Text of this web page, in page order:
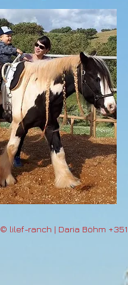
© lilef-ranch | Daria Böhm